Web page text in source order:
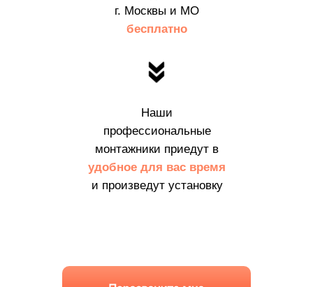
г. Москвы и МО
бесплатно
Наши
профессиональные
монтажники приедут в
удобное для вас время
и произведут установку